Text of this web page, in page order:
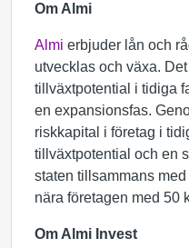
Om Almi
Almi erbjuder lån och
utvecklas och växa.
tillväxtpotential i tidiga
en expansionsfas.
riskkapital i företag i
tillväxtpotential och en
staten tillsammans
nära företagen med 50
Om Almi Invest